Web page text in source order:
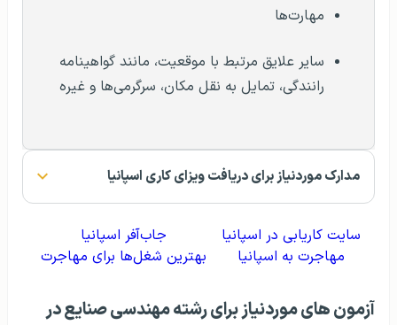
مهارت‌ها
سایر علایق مرتبط با موقعیت، مانند گواهینامه
رانندگی، تمایل به نقل مکان، سرگرمی‌ها و غیره
مدارک موردنیاز برای دریافت ویزای کاری اسپانیا
سایت کاریابی در اسپانیا
جاب‌آفر اسپانیا
مهاجرت به اسپانیا
بهترین شغل‌ها برای مهاجرت
آزمون های موردنیاز برای رشته مهندسی صنایع در